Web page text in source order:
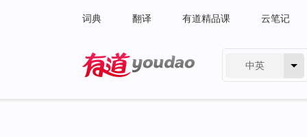
词典 翻译 有道精品课 云笔记
中英